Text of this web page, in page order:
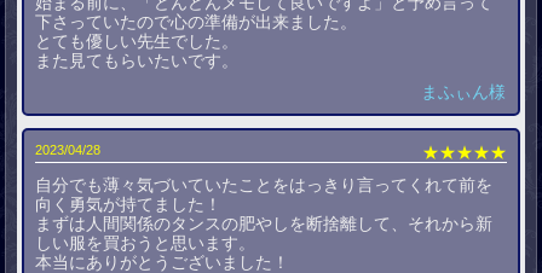
下さっていたので心の準備が出来ました。
とても優しい先生でした。
また見てもらいたいです。
まふぃん様
2023/04/28
★★★★★
自分でも薄々気づいていたことをはっきり言ってくれて前を
向く勇気が持てました！
まずは人間関係のタンスの肥やしを断捨離して、それから新
しい服を買おうと思います。
本当にありがとうございました！